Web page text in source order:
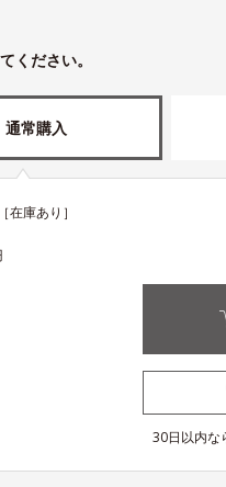
ください。
通常購入
［在庫あり］
30日以内な